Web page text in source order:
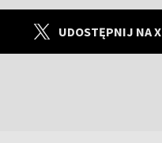
UDOSTĘPNIJ NA X